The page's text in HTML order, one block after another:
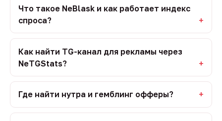
Что такое NeBlask и как работает индекс
спроса?
Как найти TG-канал для рекламы через
NeTGStats?
Где найти нутра и гемблинг офферы?